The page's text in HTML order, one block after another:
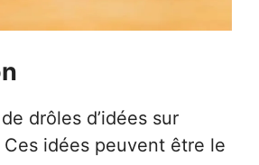
drôles d’idées sur
Ces idées peuvent être le